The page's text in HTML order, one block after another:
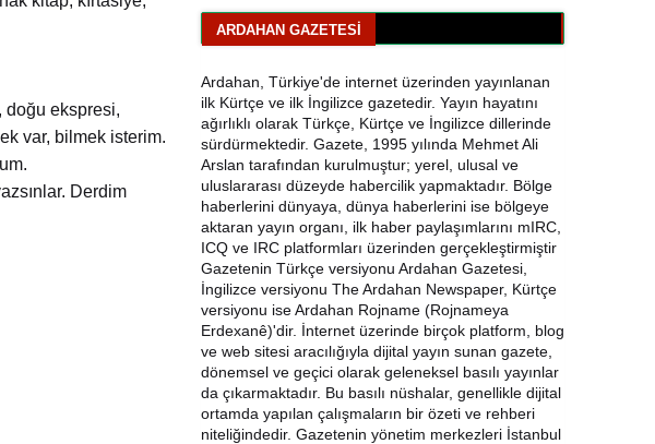
doğu ekspresi,
var, bilmek isterim.
Derdim
Meclis Üyeleri CHP’den İstifa Etti
Kars'ta Son Durum
Bir Parti İşte Böyle Bitirilir
CHP Çıldır İl Genel Meclis Üyesi Gökhan
Sözbir Tutuklandı
Ardahan'da Traktör Devrildi: Sürücü
Yaralandı
Uluslararası Badminton Turnuvasında
Erzincanlı Sporculardan Büyük Başarı: 3
Altın, 1 Gümüş Madalya
Çıldır Gölü Yelken Yarışlarına Ev Sahipliği
Yaptı
ARDAHAN GAZETESI
Ardahan, Türkiye'de internet üzerinden yayınlanan
ilk Kürtçe ve ilk İngilizce gazetedir. Yayın hayatını
ağırlıklı olarak Türkçe, Kürtçe ve İngilizce dillerinde
sürdürmektedir. Gazete, 1995 yılında Mehmet Ali
Arslan tarafından kurulmuştur; yerel, ulusal ve
uluslararası düzeyde habercilik yapmaktadır. Bölge
haberlerini dünyaya, dünya haberlerini ise bölgeye
aktaran yayın organı, ilk haber paylaşımlarını mIRC,
ICQ ve IRC platformları üzerinden gerçekleştirmiştir
Gazetenin Türkçe versiyonu Ardahan Gazetesi,
İngilizce versiyonu The Ardahan Newspaper, Kürtçe
versiyonu ise Ardahan Rojname (Rojnameya
Erdexanê)'dir. İnternet üzerinde birçok platform, blog
ve web sitesi aracılığıyla dijital yayın sunan gazete,
dönemsel ve geçici olarak geleneksel basılı yayınlar
da çıkarmaktadır. Bu basılı nüshalar, genellikle dijital
ortamda yapılan çalışmaların bir özeti ve rehberi
niteliğindedir. Gazetenin yönetim merkezleri İstanbul